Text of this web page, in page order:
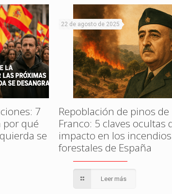
7
por qué
se
22 de agosto de 2025
Repoblación de pinos de
Franco: 5 claves ocultas
impacto en los incendios
forestales de España
Leer más